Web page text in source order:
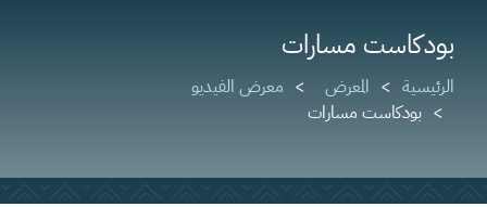
بودكاست مسارات
الرئيسية المعرض
معرض الفيديو
بودكاست مسارات